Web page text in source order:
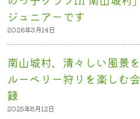
ジュニアーです
2026年3月14日
南山城村、清々しい風景
ルーベリー狩りを楽しむ
録
2025年8月12日